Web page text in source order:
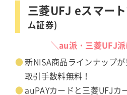
三菱UFJ eスマー
ム証券)
＼au派・三菱UFJ
新NISA商品ラインナップ
取引手数料無料！
auPAYカードと三菱UFJカ